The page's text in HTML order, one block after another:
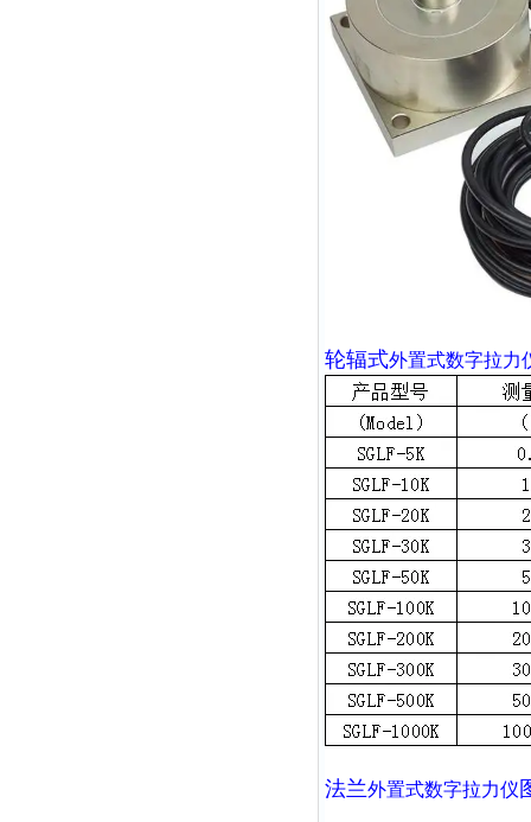
轮辐式外置式数字拉力
法兰外置式数字拉力仪